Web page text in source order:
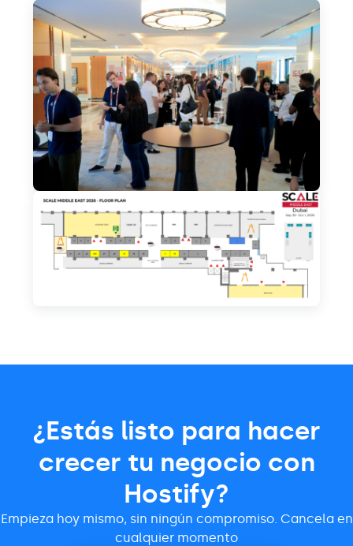
¿Estás listo para hacer
crecer tu negocio con
Hostify?
Empieza hoy mismo, sin ningún compromiso. Cancela en
cualquier momento